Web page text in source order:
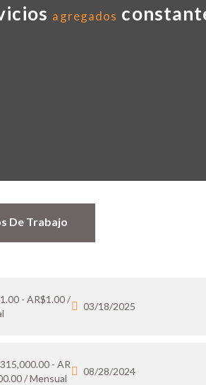
agregados
De Trabajo
- AR$1.00 /
03/18/2025
- AR
/ Mensual
08/28/2024